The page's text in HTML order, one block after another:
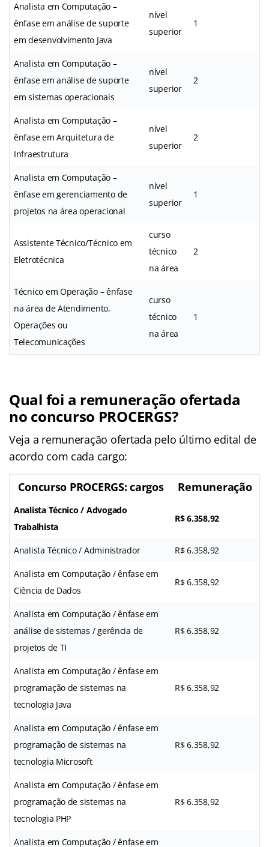
Analista em Computação –
ênfase em análise de suporte
em desenvolvimento Java
nível
superior
1
Analista em Computação –
ênfase em análise de suporte
em sistemas operacionais
nível
superior
2
Analista em Computação –
ênfase em Arquitetura de
Infraestrutura
nível
superior
2
Analista em Computação –
ênfase em gerenciamento de
projetos na área operacional
nível
superior
1
Assistente Técnico/Técnico em
Eletrotécnica
curso
técnico
na área
2
Técnico em Operação – ênfase
na área de Atendimento,
Operações ou
Telecomunicações
curso
técnico
na área
1
Qual foi a remuneração ofertada
no concurso PROCERGS?
Veja a remuneração ofertada pelo último edital de
acordo com cada cargo:
Concurso PROCERGS: cargos Remuneração
Analista Técnico / Advogado
Trabalhista
R$ 6.358,92
Analista Técnico / Administrador R$ 6.358,92
Analista em Computação / ênfase em
Ciência de Dados
R$ 6.358,92
Analista em Computação / ênfase em
análise de sistemas / gerência de
projetos de TI
R$ 6.358,92
Analista em Computação / ênfase em
programação de sistemas na
tecnologia Java
R$ 6.358,92
Analista em Computação / ênfase em
programação de sistemas na
tecnologia Microsoft
R$ 6.358,92
Analista em Computação / ênfase em
programação de sistemas na
tecnologia PHP
R$ 6.358,92
Analista em Computação / ênfase em